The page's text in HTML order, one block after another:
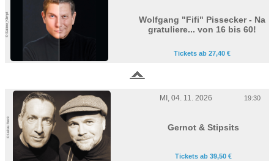
© Sabine_Klimpt
Wolfgang "Fifi" Pissecker - Na
gratuliere... von 16 bis 60!
Tickets ab 27,40 €
© Lukas Beck
MI, 04. 11. 2026 19:30
Gernot & Stipsits
Tickets ab 39,50 €